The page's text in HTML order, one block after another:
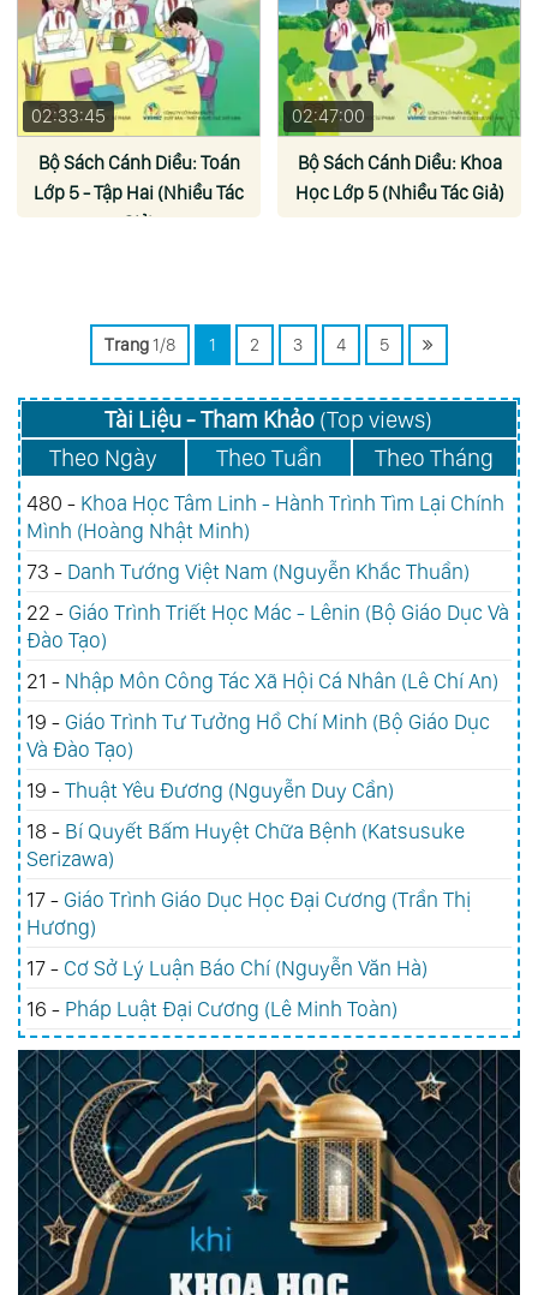
02:33:45
Bộ Sách Cánh Diều: Toán
Lớp 5 - Tập Hai (Nhiều Tác
Giả)
02:47:00
Bộ Sách Cánh Diều: Khoa
Học Lớp 5 (Nhiều Tác Giả)
Trang 1/8 1 2 3 4 5
Tài Liệu - Tham Khảo (Top views)
Theo Ngày
Theo Tuần Theo Tháng
480 - Khoa Học Tâm Linh - Hành Trình Tìm Lại Chính
Mình (Hoàng Nhật Minh)
73 - Danh Tướng Việt Nam (Nguyễn Khắc Thuần)
22 - Giáo Trình Triết Học Mác - Lênin (Bộ Giáo Dục Và
Đào Tạo)
21 - Nhập Môn Công Tác Xã Hội Cá Nhân (Lê Chí An)
19 - Giáo Trình Tư Tưởng Hồ Chí Minh (Bộ Giáo Dục
Và Đào Tạo)
19 -Thuật Yêu Đương (Nguyễn Duy Cần)
18 - Bí Quyết Bấm Huyệt Chữa Bệnh (Katsusuke
Serizawa)
17 - Giáo Trình Giáo Dục Học Đại Cương (Trần Thị
Hương)
17 - Cơ Sở Lý Luận Báo Chí (Nguyễn Văn Hà)
16 - Pháp Luật Đại Cương (Lê Minh Toàn)